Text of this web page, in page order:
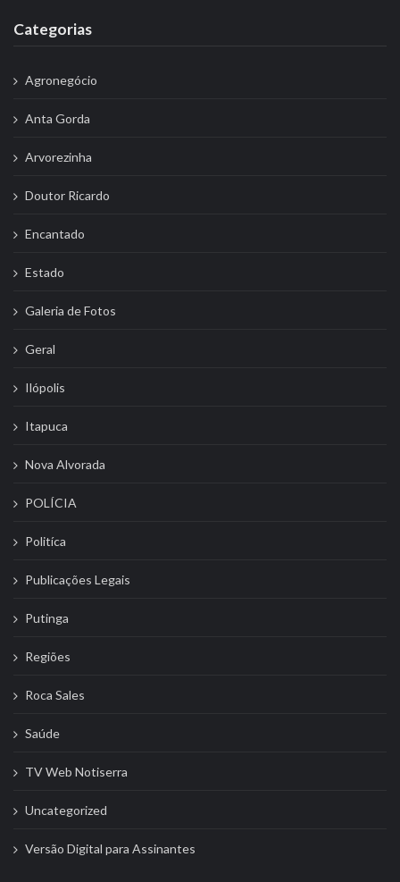
Categorias
Agronegócio
Anta Gorda
Arvorezinha
Doutor Ricardo
Encantado
Estado
Galeria de Fotos
Geral
Ilópolis
Itapuca
Nova Alvorada
POLÍCIA
Politíca
Publicações Legais
Putinga
Regiões
Roca Sales
Saúde
TV Web Notiserra
Uncategorized
Versão Digital para Assinantes